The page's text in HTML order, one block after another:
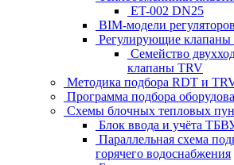
ET-002 DN25
BIM-модели
Регулирующие
Семейство
клапаны TRV
Методика подбора RDT и
Программа подбора
Схемы блочных тепловых
Блок ввода и учёта
Параллельная схема
горячего водоснабжения